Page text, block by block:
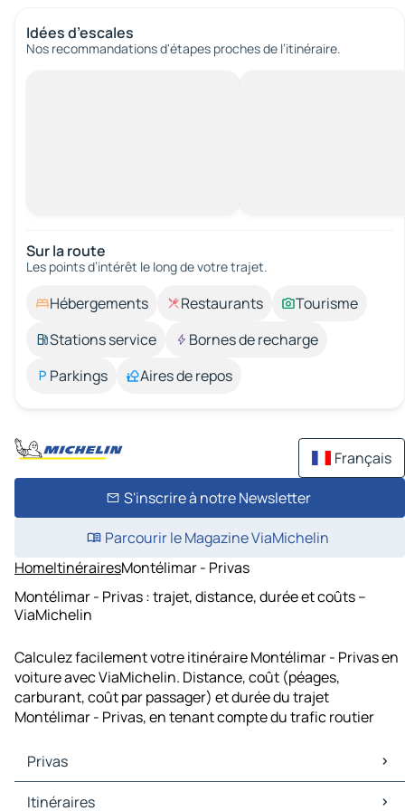
Idées d’escales
Nos recommandations d'étapes proches de l’itinéraire.
Sur la route
Les points d’intérêt le long de votre trajet.
Hébergements Restaurants
Tourisme
Stations service
Bornes de recharge
Parkings
Aires de repos
Français
S'inscrire à notre Newsletter
Parcourir le Magazine ViaMichelin
HomeItinérairesMontélimar - Privas
Montélimar - Privas : trajet, distance, durée et coûts –
ViaMichelin
Calculez facilement votre itinéraire Montélimar - Privas en
voiture avec ViaMichelin. Distance, coût (péages,
carburant, coût par passager) et durée du trajet
Montélimar - Privas, en tenant compte du trafic routier
Privas
Privas Cartes et plans
Itinéraires